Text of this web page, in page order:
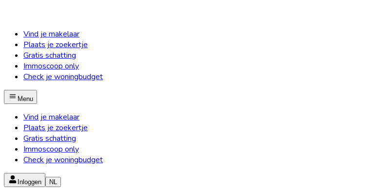
Vind je makelaar
Plaats je zoekertje
Gratis schatting
Immoscoop only
Check je woningbudget
Menu
Vind je makelaar
Plaats je zoekertje
Gratis schatting
Immoscoop only
Check je woningbudget
Inloggen NL